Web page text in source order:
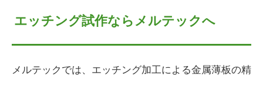
エッチング試作ならメルテックへ
メルテックでは、エッチング加工による金属薄板の精